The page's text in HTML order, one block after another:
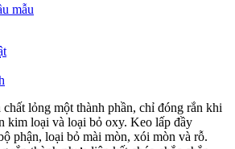
mẫu
lỏng một thành phần, chỉ đóng rắn khi
kim loại và loại bỏ oxy. Keo lấp đầy
phận, loại bỏ mài mòn, xói mòn và rỗ.